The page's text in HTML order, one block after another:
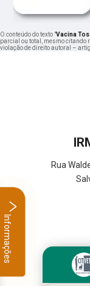
O conteúdo do texto "Vacina
parcial ou total, mesmo citando
violação de direito autoral –
Rua
Informações